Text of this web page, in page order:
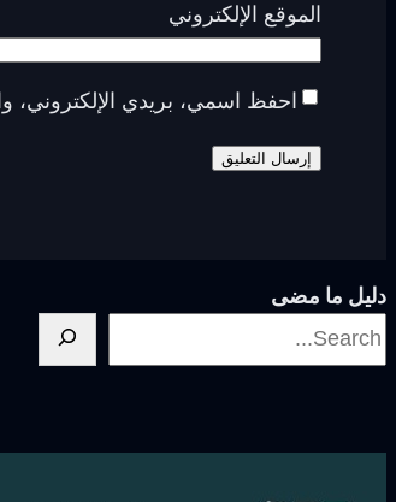
الموقع الإلكتروني
احفظ اسمي، بريدي الإلكتروني،
دليل ما مضى